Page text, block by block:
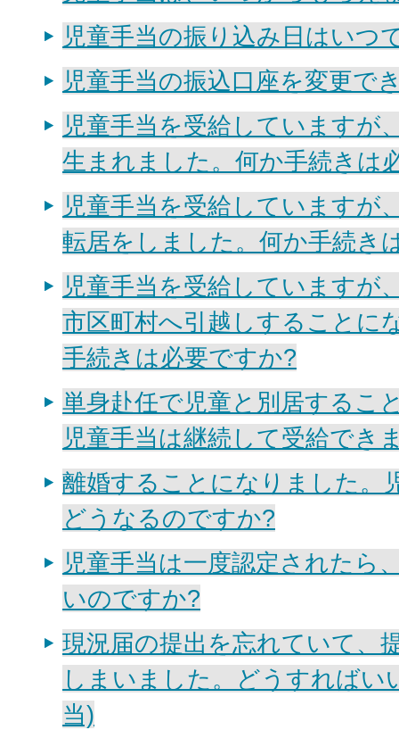
児童手当の振り込み日はいつ
児童手当の振込口座を変更で
児童手当を受給していますが
生まれました。何か手続きは
児童手当を受給していますが
転居をしました。何か手続き
児童手当を受給していますが
市区町村へ引越しすることに
手続きは必要ですか?
単身赴任で児童と別居するこ
児童手当は継続して受給でき
離婚することになりました。
どうなるのですか?
児童手当は一度認定されたら
いのですか?
現況届の提出を忘れていて、
しまいました。どうすればい
当)